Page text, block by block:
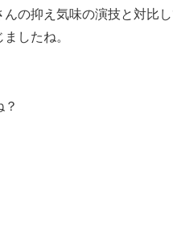
の抑え気味の演技と対比
したね。